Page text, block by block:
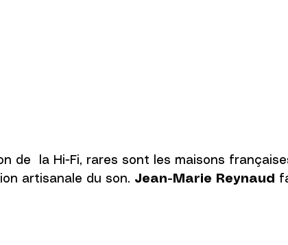
de  la Hi-Fi, rares sont les maisons
artisanale du son. Jean-Marie Reynaud